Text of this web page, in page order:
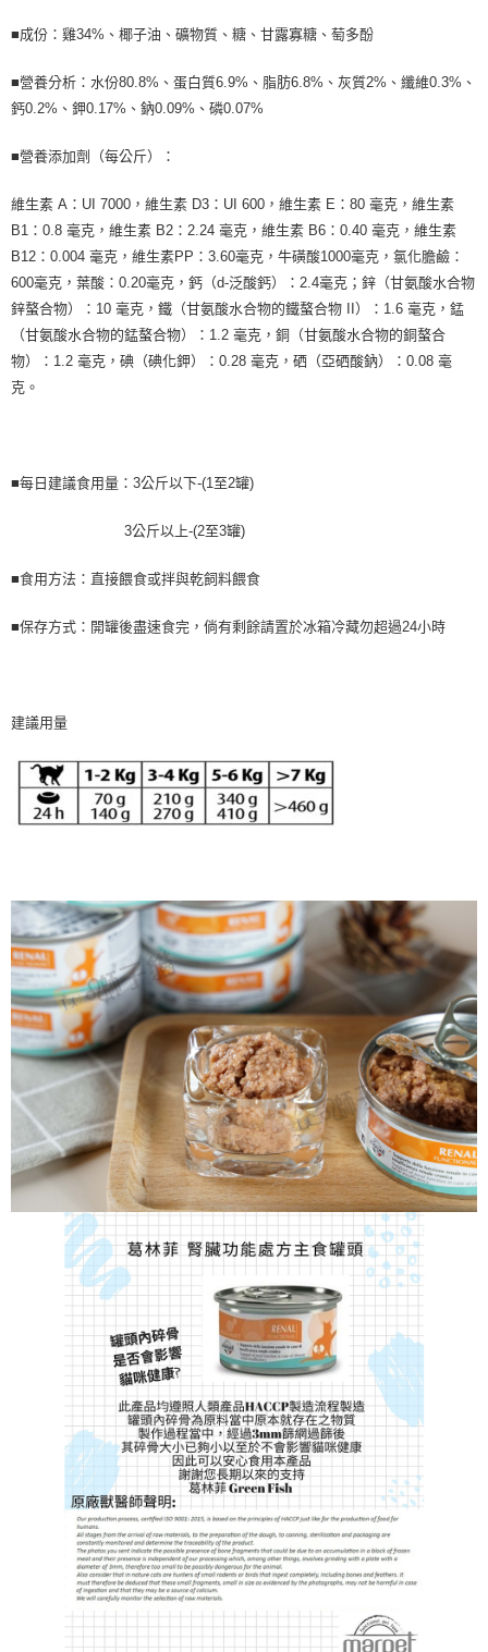
請求用戶進行身份認證。
恩沛科技股份有限公司將有權停止該用戶之使用額度並採取法律行動。
■成份：雞34%、椰子油、礦物質、糖、甘露寡糖、萄多酚
■營養分析：水份80.8%、蛋白質6.9%、脂肪6.8%、灰質2%、纖維0.3%、
鈣0.2%、鉀0.17%、鈉0.09%、磷0.07%
■營養添加劑（每公斤）：
維生素 A：UI 7000，維生素 D3：UI 600，維生素 E：80 毫克，維生素
B1：0.8 毫克，維生素 B2：2.24 毫克，維生素 B6：0.40 毫克，維生素
B12：0.004 毫克，維生素PP：3.60毫克，牛磺酸1000毫克，氯化膽鹼：
600毫克，葉酸：0.20毫克，鈣（d-泛酸鈣）：2.4毫克；鋅（甘氨酸水合物
鋅螯合物）：10 毫克，鐵（甘氨酸水合物的鐵螯合物 II）：1.6 毫克，錳
（甘氨酸水合物的錳螯合物）：1.2 毫克，銅（甘氨酸水合物的銅螯合
物）：1.2 毫克，碘（碘化鉀）：0.28 毫克，硒（亞硒酸鈉）：0.08 毫
克。
■每日建議食用量：3公斤以下-(1至2罐)
3公斤以上-(2至3罐)
■食用方法：直接餵食或拌與乾飼料餵食
■保存方式：開罐後盡速食完，倘有剩餘請置於冰箱冷藏勿超過24小時
建議用量